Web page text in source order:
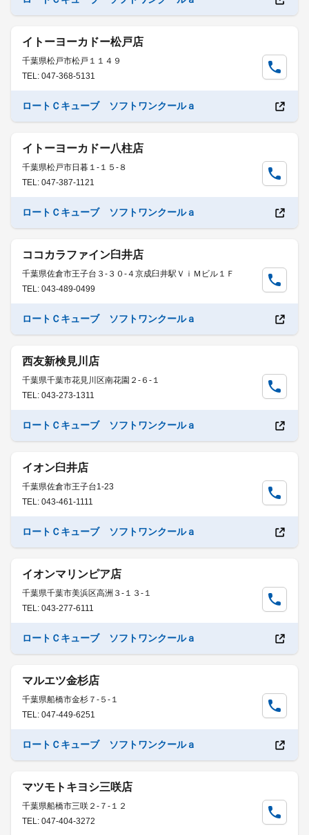
イトーヨーカドー松戸店
千葉県松戸市松戸１１４９
TEL: 047-368-5131
ロートＣキューブ ソフトワンクールａ
イトーヨーカドー八柱店
千葉県松戸市日暮１-１５-８
TEL: 047-387-1121
ロートＣキューブ ソフトワンクールａ
ココカラファイン臼井店
千葉県佐倉市王子台３-３０-４京成臼井駅ＶｉＭビル１Ｆ
TEL: 043-489-0499
ロートＣキューブ ソフトワンクールａ
西友新検見川店
千葉県千葉市花見川区南花園２-６-１
TEL: 043-273-1311
ロートＣキューブ ソフトワンクールａ
イオン臼井店
千葉県佐倉市王子台1-23
TEL: 043-461-1111
ロートＣキューブ ソフトワンクールａ
イオンマリンピア店
千葉県千葉市美浜区高洲３-１３-１
TEL: 043-277-6111
ロートＣキューブ ソフトワンクールａ
マルエツ金杉店
千葉県船橋市金杉７-５-１
TEL: 047-449-6251
ロートＣキューブ ソフトワンクールａ
マツモトキヨシ三咲店
千葉県船橋市三咲２-７-１２
TEL: 047-404-3272